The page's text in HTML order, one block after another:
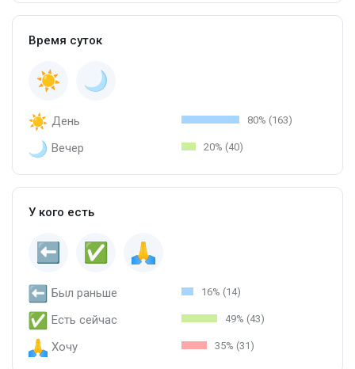
Время суток
День 80% (163)
Вечер 20% (40)
У кого есть
Был раньше 16% (14)
Есть сейчас 49% (43)
Хочу 35% (31)